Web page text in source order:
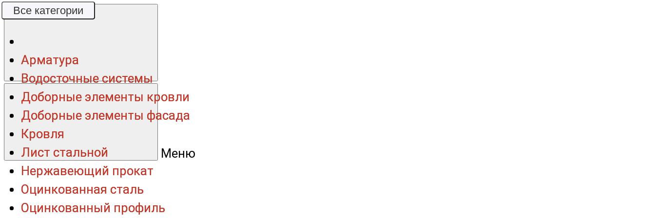
Меню
Все категории
Арматура
Водосточные системы
Доборные элементы кровли
Доборные элементы фасада
Кровля
Лист стальной
Нержавеющий прокат
Оцинкованная сталь
Оцинкованный профиль
Все категории
Арматура
Водосточные системы
Доборные элементы кровли
Доборные элементы фасада
Кровля
Лист стальной
Нержавеющий прокат
Оцинкованная сталь
Оцинкованный профиль